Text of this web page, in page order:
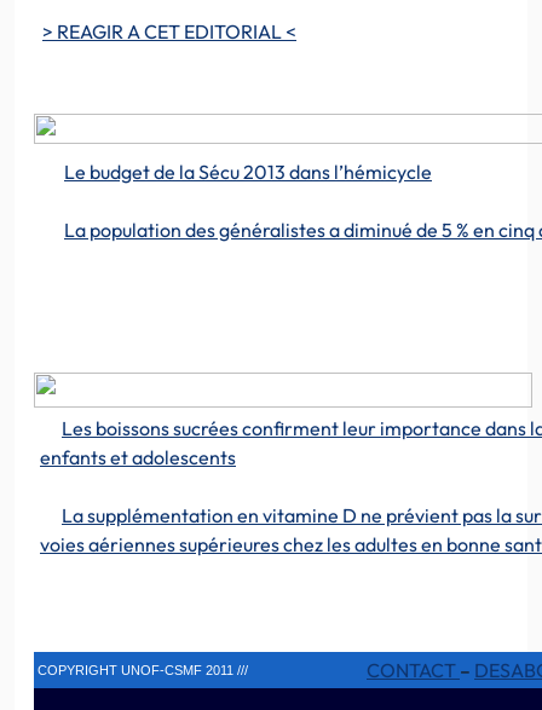
> REAGIR A CET EDITORIAL <
Le budget de la Sécu 2013 dans l’hémicycle
La population des généralistes a diminué de 5 % en cinq
Les boissons sucrées confirment leur importance dans
enfants et adolescents
La supplémentation en vitamine D ne prévient pas la
voies aériennes supérieures chez les adultes en bonne
COPYRIGHT UNOF-CSMF 2011 /// CONTACT –